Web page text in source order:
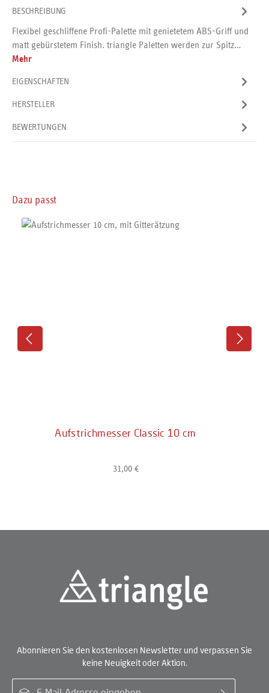
BESCHREIBUNG
Flexibel geschliffene Profi-Palette mit genietetem ABS-Griff und
matt gebürstetem Finish. triangle Paletten werden zur Spitz…
Mehr
EIGENSCHAFTEN
HERSTELLER
BEWERTUNGEN
Produktgalerie überspringen
Dazu passt
Aufstrichmesser Classic 10 cm
Regulärer Preis:
31,00 €
Abonnieren Sie den kostenlosen Newsletter und verpassen Sie
keine Neuigkeit oder Aktion.